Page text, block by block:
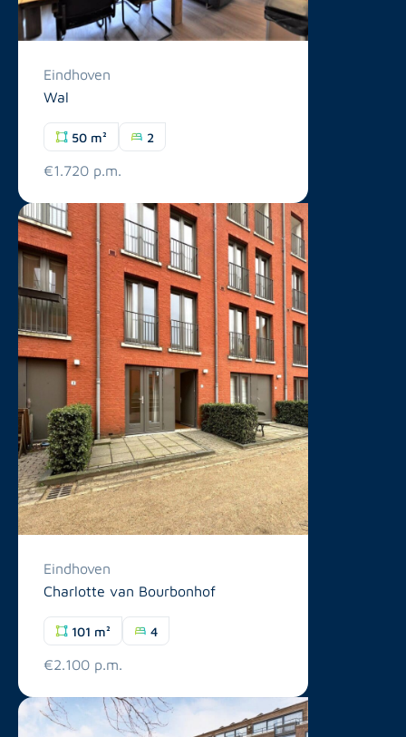
Eindhoven
Wal
50 m² 2
€1.720 p.m.
Eindhoven
Charlotte van Bourbonhof
101 m² 4
€2.100 p.m.